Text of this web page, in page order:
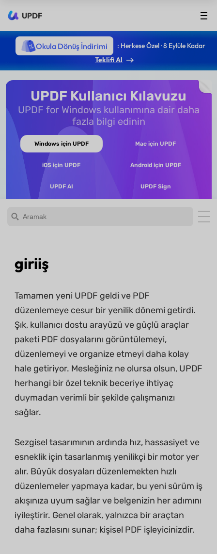
UPDF
Okula Dönüş İndirimi
: Herkese Özel · 8 Eylüle Kadar
Teklifi Al
UPDF Kullanıcı Kılavuzu
UPDF for Windows kullanımına dair daha
fazla bilgi edinin
Windows için UPDF Mac için UPDF
iOS için UPDF Android için UPDF
UPDF AI UPDF Sign
giriiş
Tamamen yeni UPDF geldi ve PDF
düzenlemeye cesur bir yenilik dönemi getirdi.
Şık, kullanıcı dostu arayüzü ve güçlü araçlar
paketi PDF dosyalarını görüntülemeyi,
düzenlemeyi ve organize etmeyi daha kolay
hale getiriyor. Mesleğiniz ne olursa olsun, UPDF
herhangi bir özel teknik beceriye ihtiyaç
duymadan verimli bir şekilde çalışmanızı
sağlar.
Sezgisel tasarımının ardında hız, hassasiyet ve
esneklik için tasarlanmış yenilikçi bir motor yer
alır. Büyük dosyaları düzenlemekten hızlı
düzenlemeler yapmaya kadar, bu yeni sürüm iş
akışınıza uyum sağlar ve belgenizin her adımını
iyileştirir. Genel olarak, yalnızca bir araçtan
daha fazlasını sunar; kişisel PDF işleyicinizdir.